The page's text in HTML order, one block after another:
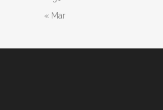
« Mar